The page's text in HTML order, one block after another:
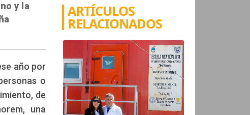
y la
año por
o
de
una
ARTÍCULOS
RELACIONADOS